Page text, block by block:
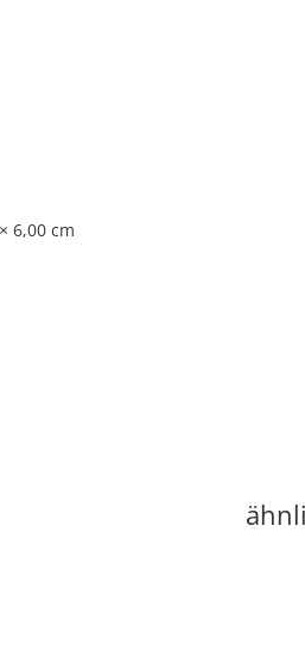
6,00 cm